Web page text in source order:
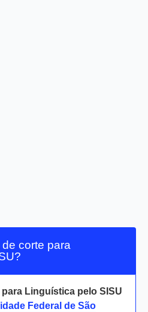
corte para
Linguística pelo SISU
Federal de São